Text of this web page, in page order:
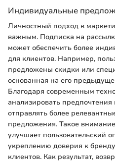
Индивидуальные
Личностный подход в
важным. Подписка на
может обеспечить более
для клиентов. Например,
предложены скидки или
основанная на его
Благодаря современным
анализировать предпочтения
отправлять более
предложения. Такое
улучшает пользовательский
укреплению доверия к
клиентов. Как результат,